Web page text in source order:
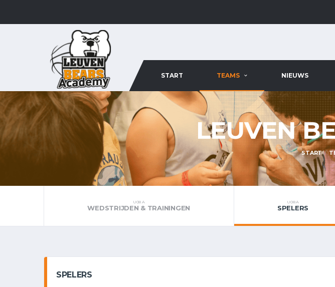
START TEAMS NIEUWS
LEUVEN
START
U08 A
WEDSTRIJDEN & TRAININGEN
U08 A
SPELERS
SPELERS